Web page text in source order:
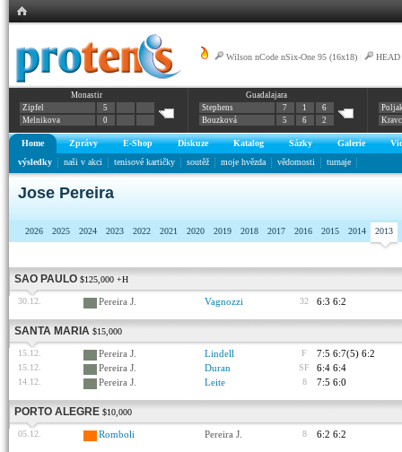
Wilson nCode nSix-One 95 (16x18) HEAD
Monastir
Zipfel
5
Melnikova
0
Guadalajara
Stephens
7 1
6
Bouzková
5 6 2
Home Zprávy E-Shop Diskuze Katalog Sázky Galerie
výsledky
naši v akci tenisové kartičky soutěž moje hvězda vědomosti turnaje
Jose Pereira
2026 2025 2024 2023 2022 2021 2020 2019 2018 2017 2016 2015 2014 2013
SAO PAULO $125,000 +H
30.12. Pereira J. Vagnozzi 32 6:3 6:2
SANTA MARIA $15,000
15.12. Pereira J. Lindell F 7:5 6:7(5) 6:2
15.12. Pereira J. Duran SF 6:4 6:4
14.12. Pereira J. Leite 8 7:5 6:0
PORTO ALEGRE $10,000
05.12. Romboli Pereira J. 8 6:2 6:2